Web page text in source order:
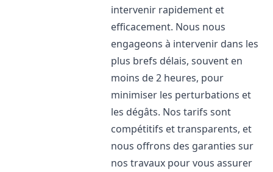
intervenir rapidement et
efficacement. Nous nous
engageons à intervenir dans les
plus brefs délais, souvent en
moins de 2 heures, pour
minimiser les perturbations et
les dégâts. Nos tarifs sont
compétitifs et transparents, et
nous offrons des garanties sur
nos travaux pour vous assurer